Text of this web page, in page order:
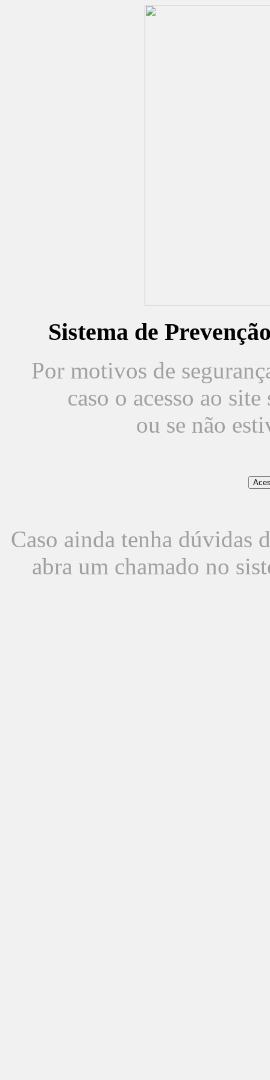
Sistema de
Por motivos de
caso o acesso ao
ou se não
Caso ainda tenha dúvidas
abra um chamado no